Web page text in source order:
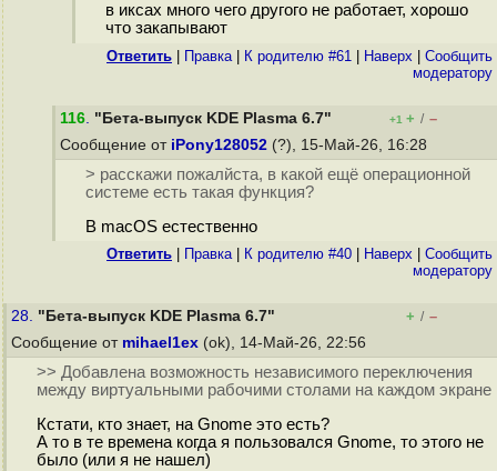
в иксах много чего другого не работает, хорошо
что закапывают
Ответить Правка| К родителю #61 Наверх
Cообщить
модератору
116. "Бета-выпуск KDE Plasma 6.7" +1 + / –
Сообщение от iPony128052 (?), 15-Май-26, 16:28
> расскажи пожалйста, в какой ещё операционной
системе есть такая функция?
В macOS естественно
Ответить Правка| К родителю #40 Наверх
Cообщить
модератору
28. "Бета-выпуск KDE Plasma 6.7" + / –
Сообщение от mihael1ex (ok), 14-Май-26, 22:56
>> Добавлена возможность независимого переключения
между виртуальными рабочими столами на каждом экране
Кстати, кто знает, на Gnome это есть?
А то в те времена когда я пользовался Gnome, то этого не
было (или я не нашел)